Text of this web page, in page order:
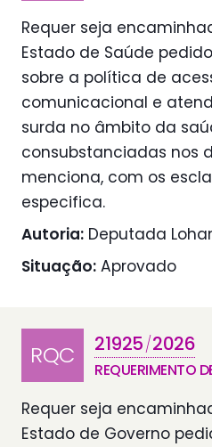
Requer seja
Estado de Saúde
sobre a política de
comunicacional e
surda no âmbito da
consubstanciadas nos
menciona, com os
especifica.
Autoria: Deputada
Situação: Aprovado
RQC 21925/2026
REQUERIMENTO
Requer seja
Estado de Governo